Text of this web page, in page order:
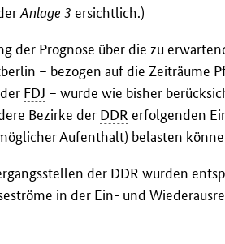
Anlage 3 ersichtlich.)
der Prognose über die zu
– bezogen auf die Zeiträume
FDJ – wurde wie bisher
Bezirke der DDR erfolgenden
Aufenthalt) belasten
der DDR wurden
in der Ein- und